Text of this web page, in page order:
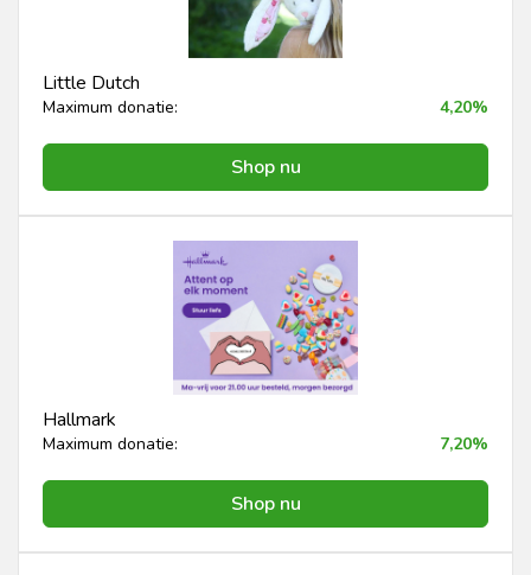
Little Dutch
Maximum donatie: 4,20%
Shop nu
Hallmark
Maximum donatie: 7,20%
Shop nu